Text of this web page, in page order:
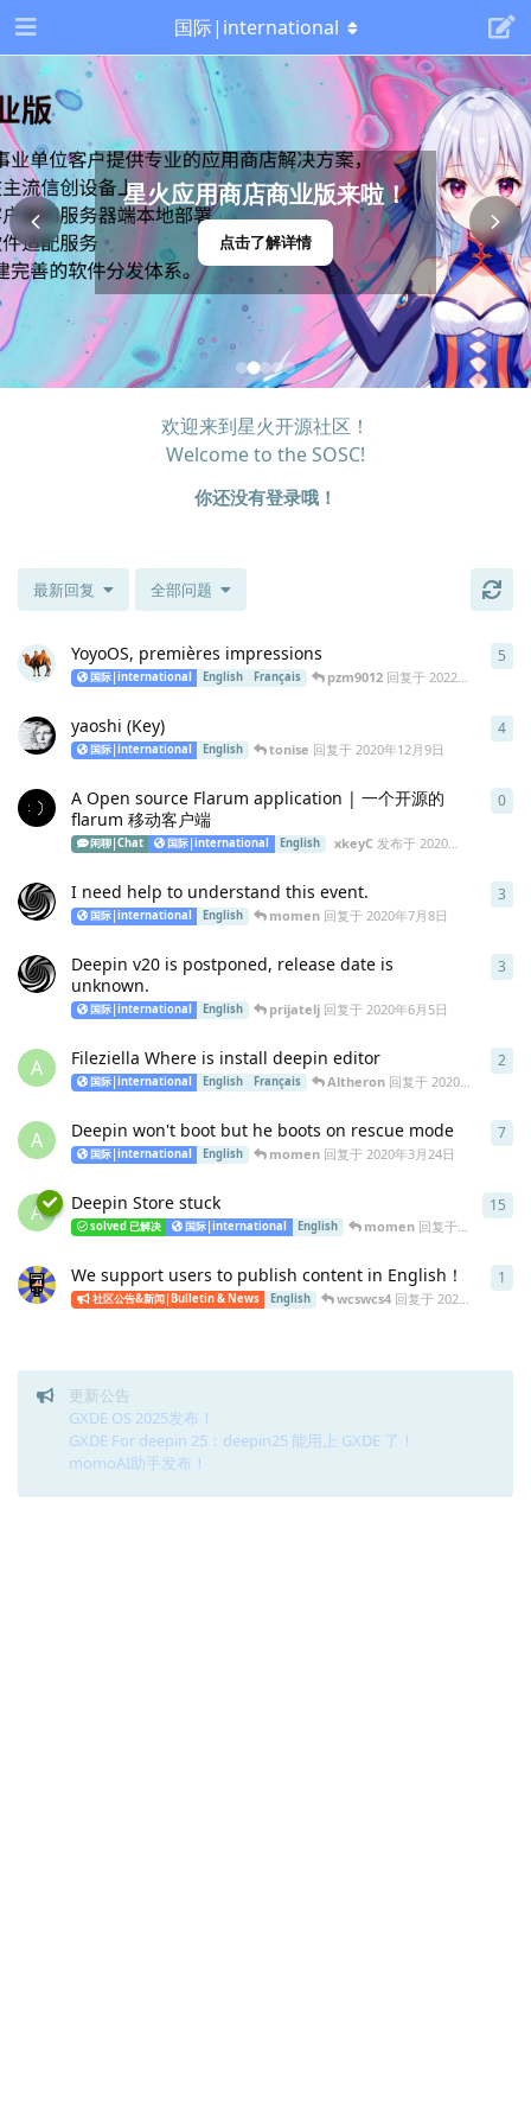
星火应用商店商业版来啦！
点击了解详情
欢迎来到星火开源社区！
Welcome to the SOSC!
你还没有登录哦！
国际|international
最新回复 全部问题
YoyoOS, premières impressions
国际|international English Français pzm9012 回复于2022年10月2日
5
yaoshi (Key)
国际|international English tonise 回复于 2020年12月9日
4
A Open source Flarum application | 一个开源的
flarum 移动客户端
闲聊|Chat 国际|international English xkeyC 发布于2020年9月14日
0
I need help to understand this event.
国际|international English momen回复于 2020年7月8日
3
Deepin v20 is postponed, release date is
unknown.
国际|international English prijatelj回复于 2020年6月5日
3
A Fileziella Where is install deepin editor
国际|international English Français Altheron 回复于2020年3月25日
2
A Deepin won't boot but he boots on rescue mode
国际|international English momen回复于 2020年3月24日
7
A Deepin Store stuck
solved 已解决 国际|international English momen 回复于 2020年3月
15
We support users to publish content in English！
社区公告&新闻|Bulletin & News English wcswcs4回复于 2020年1月4日
1
更新公告
GXDE OS 2025发布！
GXDE For deepin 25：deepin25 能用上 GXDE 了！
momoAI助手发布！